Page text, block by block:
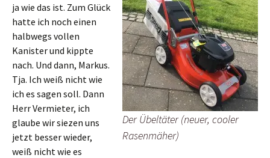
Der Übeltäter (neuer, cooler
Rasenmäher)
ja wie das ist. Zum Glück
hatte ich noch einen
halbwegs vollen
Kanister und kippte
nach. Und dann, Markus.
Tja. Ich weiß nicht wie
ich es sagen soll. Dann
Herr Vermieter, ich
glaube wir siezen uns
jetzt besser wieder,
weiß nicht wie es